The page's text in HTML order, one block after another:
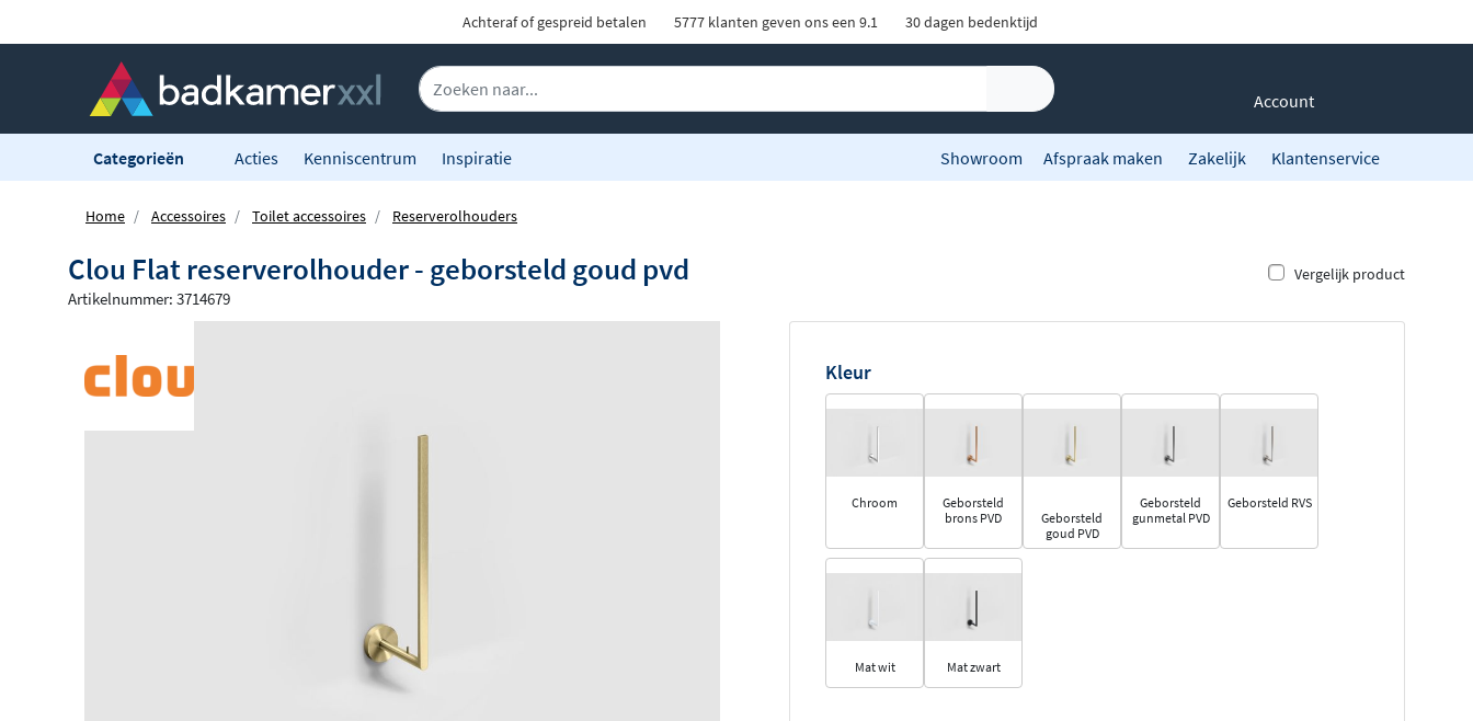
Achteraf of gespreid betalen 5777 klanten geven ons een 9.1 30 dagen bedenktijd
Account
Categorieën Acties Kenniscentrum Inspiratie Showroom Afspraak maken Zakelijk Klantenservice
Home Accessoires Toilet accessoires Reserverolhouders
Clou Flat reserverolhouder - geborsteld goud pvd Vergelijk product
Artikelnummer: 3714679
Kleur
Chroom
Geborsteld
brons PVD
Geborsteld
goud PVD
Geborsteld
gunmetal PVD
Geborsteld RVS
Mat wit Mat zwart